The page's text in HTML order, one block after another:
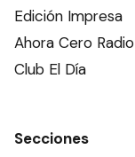
Edición Impresa
Ahora Cero Radio
Club El Día
Secciones